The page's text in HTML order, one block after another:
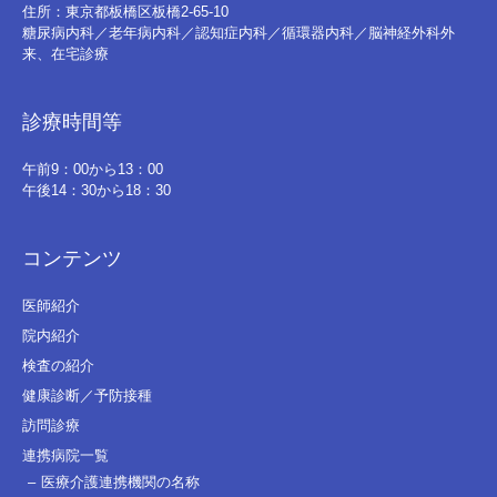
住所：東京都板橋区板橋2-65-10
糖尿病内科／老年病内科／認知症内科／循環器内科／脳神経外科外
来、在宅診療
診療時間等
午前9：00から13：00
午後14：30から18：30
コンテンツ
医師紹介
院内紹介
検査の紹介
健康診断／予防接種
訪問診療
連携病院一覧
医療介護連携機関の名称